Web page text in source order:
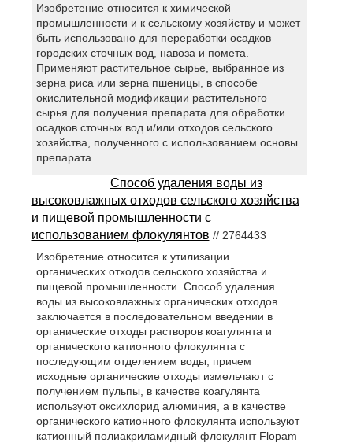
Изобретение относится к химической
промышленности и к сельскому хозяйству и может
быть использовано для переработки осадков
городских сточных вод, навоза и помета.
Применяют растительное сырье, выбранное из
зерна риса или зерна пшеницы, в способе
окислительной модификации растительного
сырья для получения препарата для обработки
осадков сточных вод и/или отходов сельского
хозяйства, полученного с использованием основы
препарата.
Способ удаления воды из
высоковлажных отходов сельского хозяйства
и пищевой промышленности с
использованием флокулянтов // 2764433
Изобретение относится к утилизации
органических отходов сельского хозяйства и
пищевой промышленности. Способ удаления
воды из высоковлажных органических отходов
заключается в последовательном введении в
органические отходы растворов коагулянта и
органического катионного флокулянта с
последующим отделением воды, причем
исходные органические отходы измельчают с
получением пульпы, в качестве коагулянта
используют оксихлорид алюминия, а в качестве
органического катионного флокулянта используют
катионный полиакриламидный флокулянт Flopam